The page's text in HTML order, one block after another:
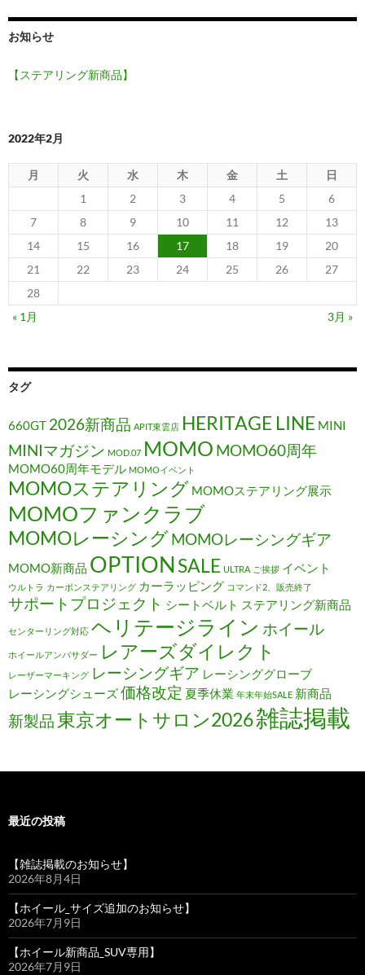
お知らせ
【ステアリング新商品】
2022年2月
月 火 水 木 金 土
日
1
2 3 4 5
6
7
8 9 10 11 12
13
14
15 16 17 18 19
20
21
22 23 24 25 26
27
28
« 1月
3月 »
タグ
660GT 2026新商品 APIT東雲店 HERITAGE LINE MINI
MINIマガジン MOD.07 MOMO MOMO60周年
MOMO60周年モデル MOMOイベント
MOMOステアリング MOMOステアリング展示
MOMOファンクラブ
MOMOレーシングMOMOレーシングギア
MOMO新商品 OPTION SALE ULTRA ご挨拶 イベント
ウルトラ カーボンステアリング カーラッピング コマンド2、販売終了
サポートプロジェクト シートベルト ステアリング新商品
センターリング対応 ヘリテージライン ホイール
ホイールアンバサダー レアーズダイレクト
レーザーマーキング レーシングギア レーシンググローブ
レーシングシューズ価格改定 夏季休業 年末年始SALE 新商品
新製品 東京オートサロン2026雑誌掲載
最近の投稿
【雑誌掲載のお知らせ】
2026年8月4日
【ホイール_サイズ追加のお知らせ】
2026年7月9日
【ホイール新商品_SUV専用】
2026年7月9日